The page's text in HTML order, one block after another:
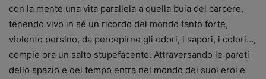
con la mente una vita parallela a quella buia del carcere,
tenendo vivo in sé un ricordo del mondo tanto forte,
violento persino, da percepirne gli odori, i sapori, i colori…,
compie ora un salto stupefacente. Attraversando le pareti
dello spazio e del tempo entra nel mondo dei suoi eroi e